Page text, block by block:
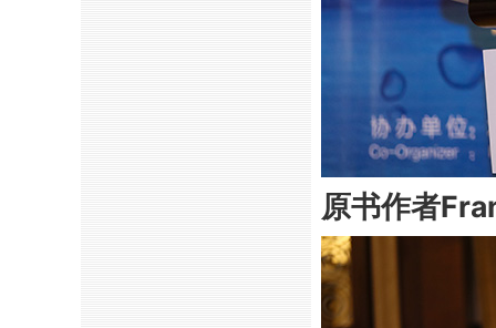
原书作者